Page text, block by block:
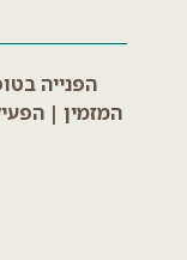
הפנייה בטופס
המזמין | הפעילות
של